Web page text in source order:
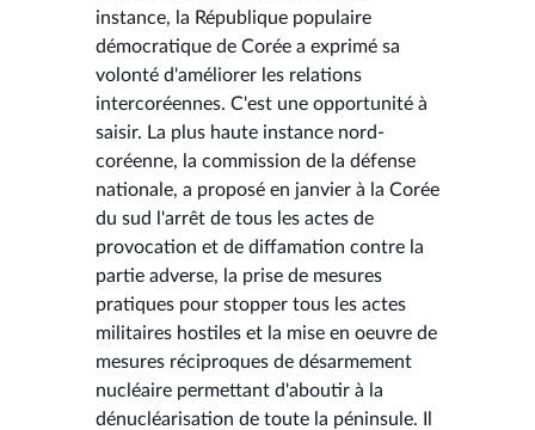
instance, la République populaire
démocratique de Corée a exprimé sa
volonté d'améliorer les relations
intercoréennes. C'est une opportunité à
saisir. La plus haute instance nord-
coréenne, la commission de la défense
nationale, a proposé en janvier à la Corée
du sud l'arrêt de tous les actes de
provocation et de diffamation contre la
partie adverse, la prise de mesures
pratiques pour stopper tous les actes
militaires hostiles et la mise en oeuvre de
mesures réciproques de désarmement
nucléaire permettant d'aboutir à la
dénucléarisation de toute la péninsule. Il